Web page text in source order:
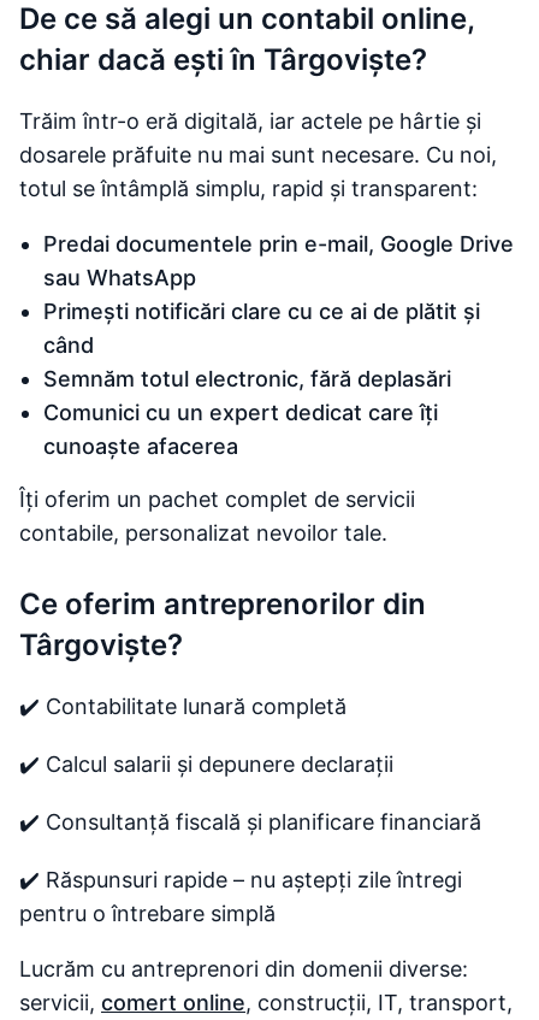
De ce să alegi un contabil online,
chiar dacă ești în Târgoviște?
Trăim într-o eră digitală, iar actele pe hârtie și
dosarele prăfuite nu mai sunt necesare. Cu noi,
totul se întâmplă simplu, rapid și transparent:
Predai documentele prin e-mail, Google Drive
sau WhatsApp
Primești notificări clare cu ce ai de plătit și
când
Semnăm totul electronic, fără deplasări
Comunici cu un expert dedicat care îți
cunoaște afacerea
Îți oferim un pachet complet de servicii
contabile, personalizat nevoilor tale.
Ce oferim antreprenorilor din
Târgoviște?
✔️ Contabilitate lunară completă
✔️ Calcul salarii și depunere declarații
✔️ Consultanță fiscală și planificare financiară
✔️ Răspunsuri rapide – nu aștepți zile întregi
pentru o întrebare simplă
Lucrăm cu antreprenori din domenii diverse:
servicii, comert online, construcții, IT, transport,